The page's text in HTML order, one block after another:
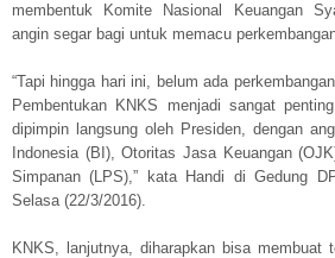
membentuk Komite Nasional Keuangan
angin segar bagi untuk memacu
“Tapi hingga hari ini, belum ada
Pembentukan KNKS menjadi sangat
dipimpin langsung oleh Presiden, dengan
Indonesia (BI), Otoritas Jasa Keuangan
Simpanan (LPS),” kata Handi di Gedung
Selasa (22/3/2016).
KNKS, lanjutnya, diharapkan bisa membuat